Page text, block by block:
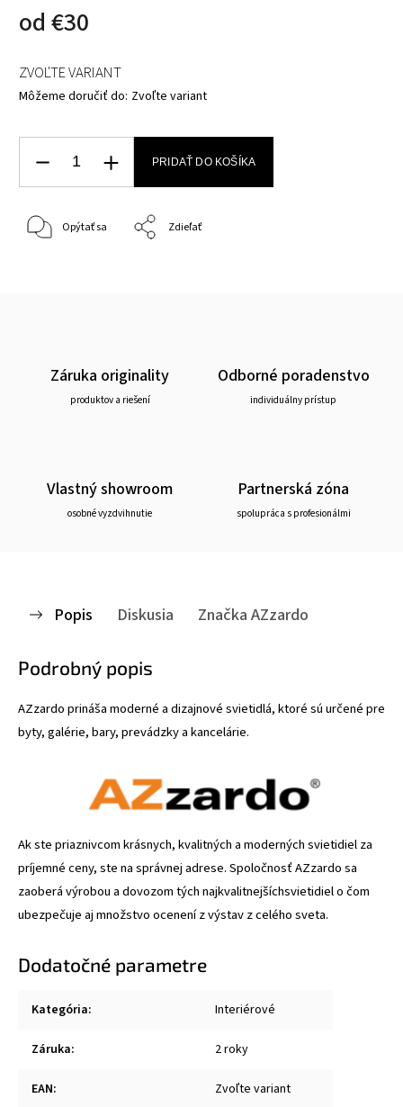
od €30
ZVOĽTE VARIANT
Môžeme doručiť do: Zvoľte variant
PRIDAŤ DO KOŠÍKA
Opýtať sa Zdieľať
Záruka originality
produktov a riešení
Odborné poradenstvo
individuálny prístup
Vlastný showroom
osobné vyzdvihnutie
Partnerská zóna
spolupráca s profesionálmi
Popis Diskusia ZnačkaAZzardo
Podrobný popis
AZzardo prináša moderné a dizajnové svietidlá, ktoré sú určené pre
byty, galérie, bary, prevádzky a kancelárie.
Ak ste priaznivcom krásnych, kvalitných a moderných svietidiel za
príjemné ceny, ste na správnej adrese. Spoločnosť AZzardo sa
zaoberá výrobou a dovozom tých najkvalitnejšíchsvietidiel o čom
ubezpečuje aj množstvo ocenení z výstav z celého sveta.
Dodatočné parametre
Kategória: Interiérové
Záruka: 2 roky
EAN: Zvoľte variant